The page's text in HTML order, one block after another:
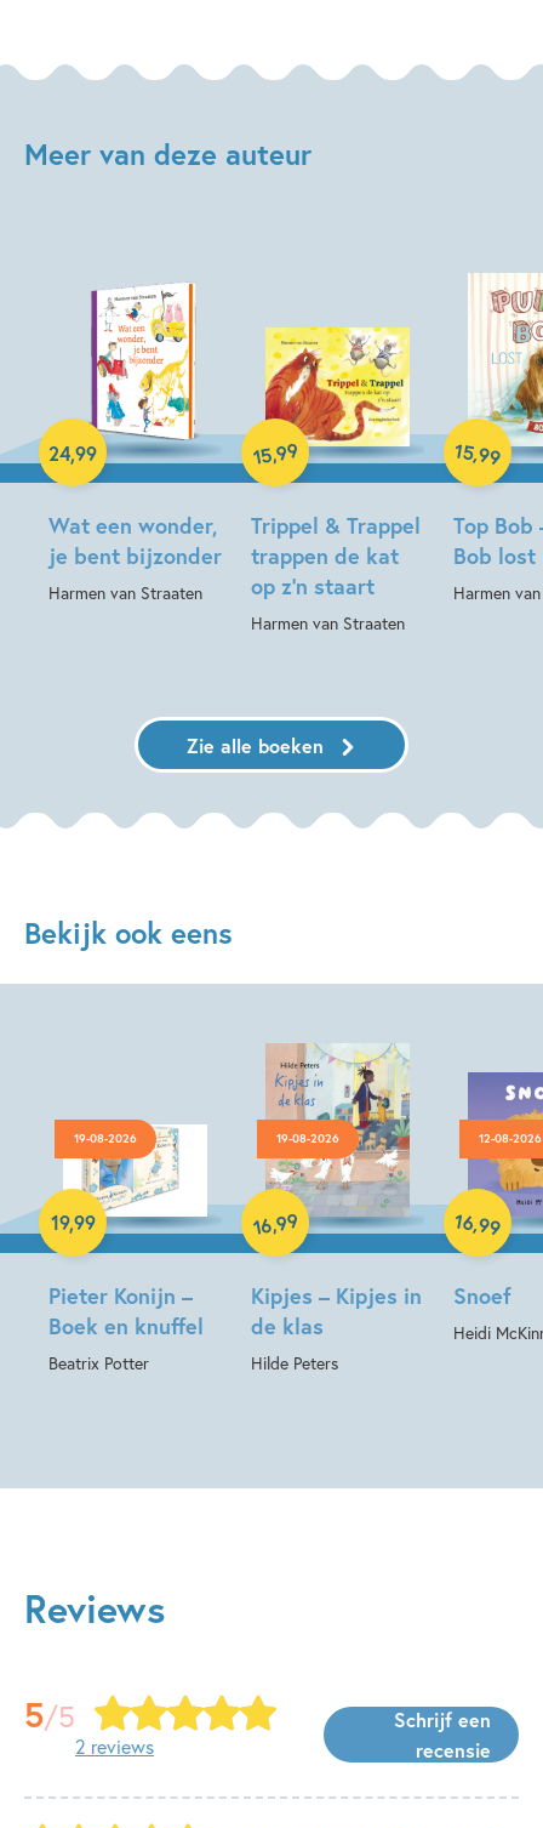
Meer van deze auteur
Wat een wonder,
je bent bijzonder
Harmen van Straaten
24,99
Hardcover
Trippel & Trappel
trappen de kat
op z’n staart
Harmen van Straaten
15,99
Hardcover
Top Bob
Bob lost
Harmen
15,99
Hardcover
Zie alle boeken
Bekijk ook eens
19-08-2026
Pieter Konijn –
Boek en knuffel
Beatrix Potter
19,99
Hardcover
19-08-2026
Kipjes – Kipjes in
de klas
Hilde Peters
16,99
Hardcover
12-08-2026
Snoef
Heidi
16,99
Hardcover
Reviews
5/5
2 reviews
Schrijf een
recensie